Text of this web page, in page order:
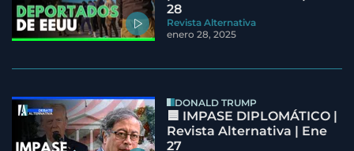
28
Revista Alternativa
enero 28, 2025
DONALD TRUMP
🟦 IMPASE DIPLOMÁTICO |
Revista Alternativa | Ene
27